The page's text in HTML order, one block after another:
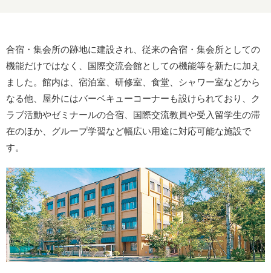
合宿・集会所の跡地に建設され、従来の合宿・集会所としての
機能だけではなく、国際交流会館としての機能等を新たに加え
ました。館内は、宿泊室、研修室、食堂、シャワー室などから
なる他、屋外にはバーベキューコーナーも設けられており、ク
ラブ活動やゼミナールの合宿、国際交流教員や受入留学生の滞
在のほか、グループ学習など幅広い用途に対応可能な施設で
す。